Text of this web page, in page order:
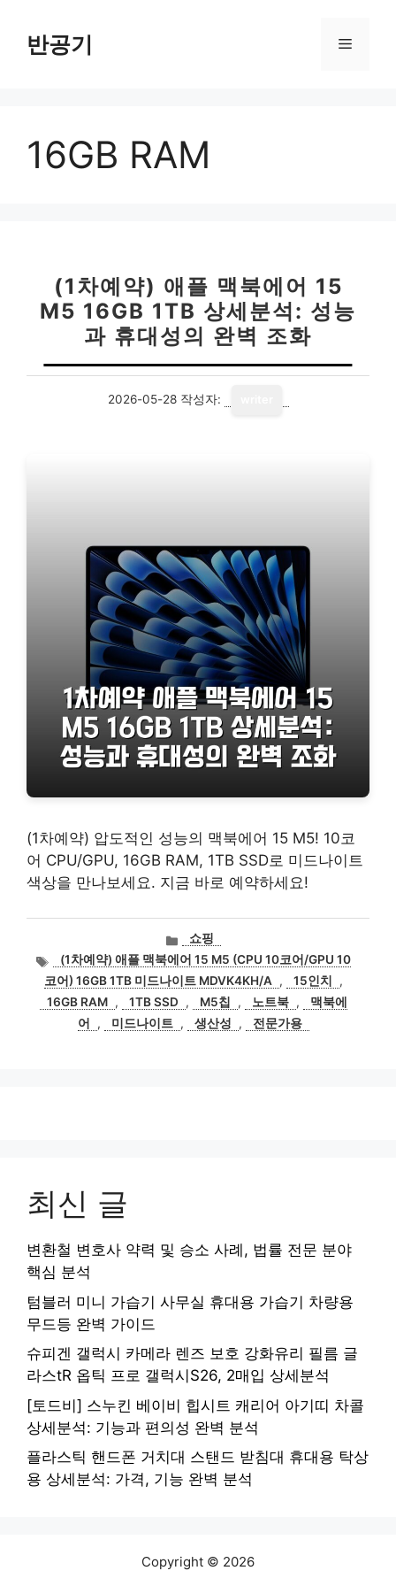
반공기 메
16GB RAM
(1차예약) 애플 맥북에어 15
M5 16GB 1TB 상세분석: 성능
과 휴대성의 완벽 조화
2026-05-28 작성자:
(1차예약) 압도적인 성능의 맥북에어 15 M5! 10코
어 CPU/GPU, 16GB RAM, 1TB SSD로 미드나이트
색상을 만나보세요. 지금 바로 예약하세요!
카
테
고
리
쇼핑
태
그
(1차예약) 애플 맥북에어 15 M5 (CPU 10코어/GPU 10
코어) 16GB 1TB 미드나이트 MDVK4KH/A
, 15인치
,
16GB RAM , 1TB SSD , M5칩 , 노트북 ,
맥북에
어
, 미드나이트 , 생산성 , 전문가용
최신 글
변환철 변호사 약력 및 승소 사례, 법률 전문 분야
핵심 분석
텀블러 미니 가습기 사무실 휴대용 가습기 차량용
무드등 완벽 가이드
슈피겐 갤럭시 카메라 렌즈 보호 강화유리 필름 글
라스tR 옵틱 프로 갤럭시S26, 2매입 상세분석
[토드비] 스누킨 베이비 힙시트 캐리어 아기띠 차콜
상세분석: 기능과 편의성 완벽 분석
플라스틱 핸드폰 거치대 스탠드 받침대 휴대용 탁상
용 상세분석: 가격, 기능 완벽 분석
Copyright © 2026